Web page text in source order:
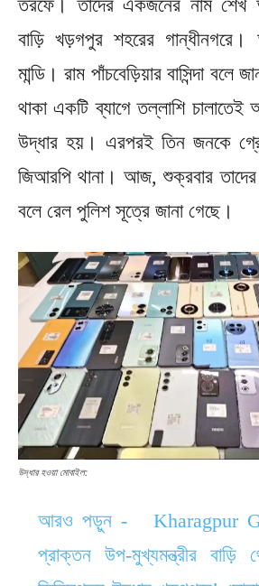
তরফে। তাদের একজনের নাম শেখ
বাড়ি খড়গপুর শহরের
মান্ডি। রাম পাঁচবেড়িয়ার বাসিন্দা বলে
থাকা একটি ব্যাগে তল্লাশি
উদ্ধার হয়। এরপরই তিন জনকে
জিআরপি থানা। আজ, শুক্রবার
বলে রেল পুলিশ সূত্রে জানা গেছে।
উদ্ধার হওয়া মোবাইল:
আরও পড়ুন -
Kharagpur
প্রাক্তন উপ-মুখ্যমন্ত্রীর বাড়ি